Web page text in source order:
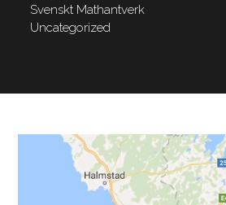
Svenskt Mathantverk
Uncategorized